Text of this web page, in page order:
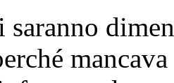
saranno